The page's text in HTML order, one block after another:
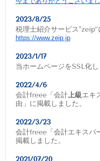
2023/8/25
税理士紹介サービス"zeip”
https://www.zeip.jp
2023/1/17
当ホームページをSSL化し
2022/4/6
会計freee「会計上級エキ
由」に掲載しました。
2022/3/23
会計freee「会計エキスパ
掲載しました。